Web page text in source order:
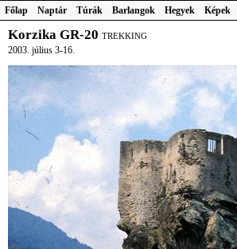
Főlap Naptár Túrák Barlangok Hegyek Képek
Korzika GR-20 TREKKING
2003. július 3-16.